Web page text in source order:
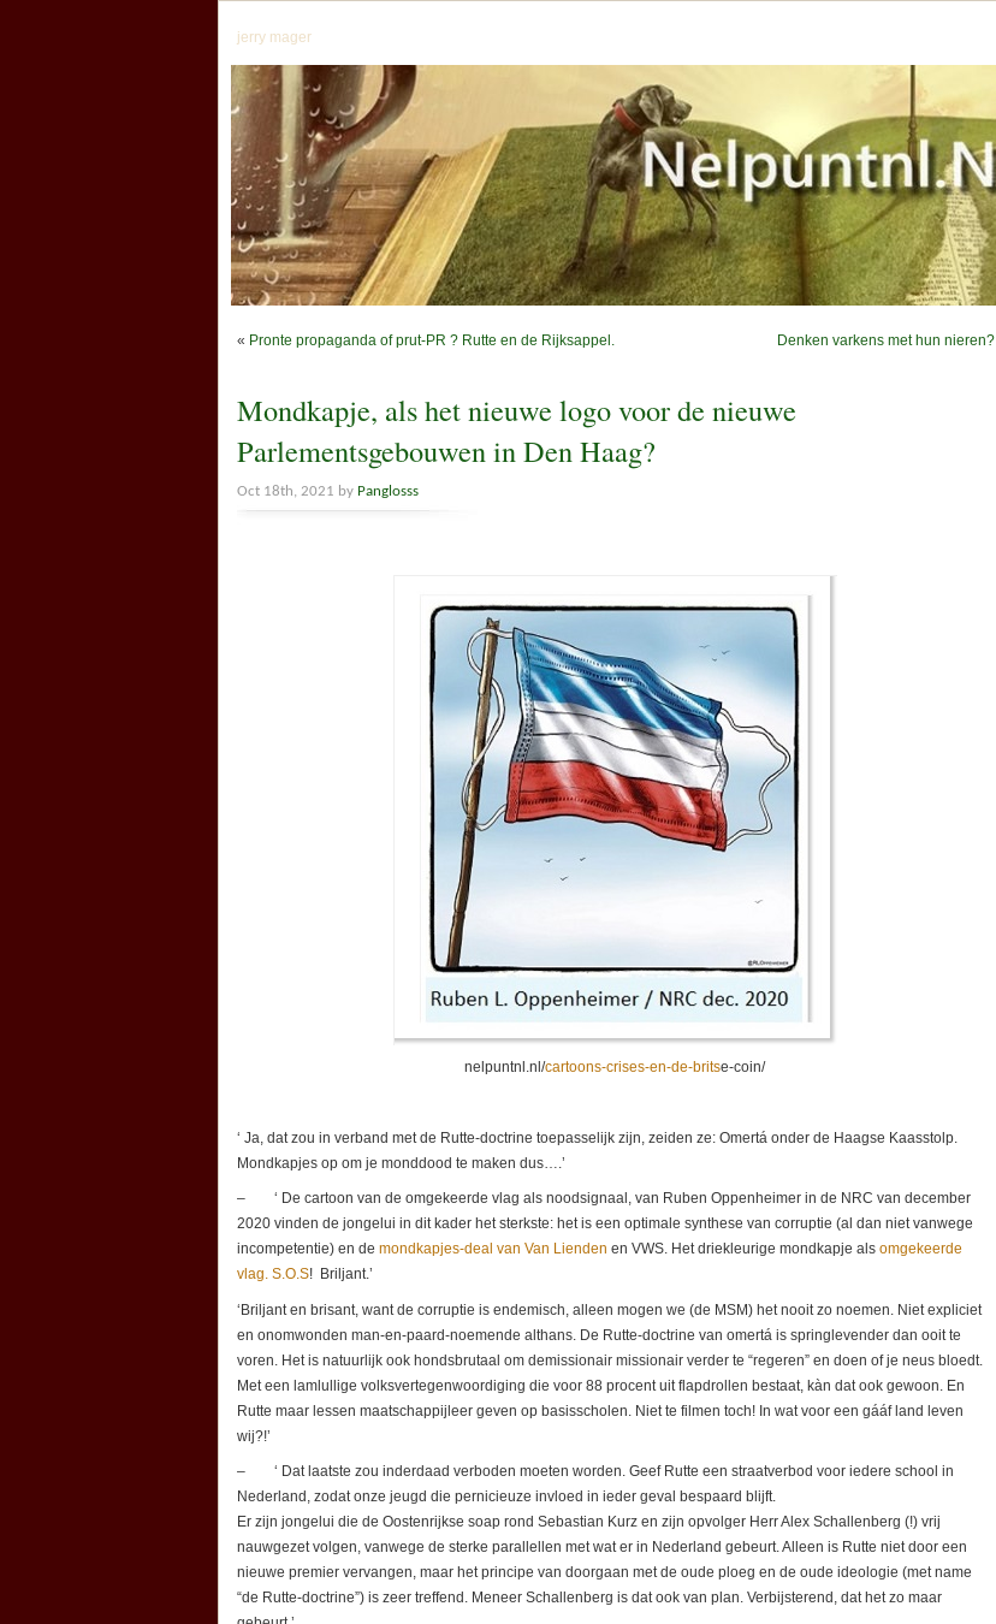
jerry mager
« Pronte propaganda of prut-PR ? Rutte en de Rijksappel. Denken varkens met hun nieren?
Mondkapje, als het nieuwe logo voor de nieuwe
Parlementsgebouwen in Den Haag?
Oct 18th, 2021 by Panglosss
nelpuntnl.nl/cartoons-crises-en-de-britse-coin/
‘ Ja, dat zou in verband met de Rutte-doctrine toepasselijk zijn, zeiden ze: Omertá onder de Haagse Kaasstolp.
Mondkapjes op om je monddood te maken dus….’
– ‘ De cartoon van de omgekeerde vlag als noodsignaal, van Ruben Oppenheimer in de NRC van december
2020 vinden de jongelui in dit kader het sterkste: het is een optimale synthese van corruptie (al dan niet vanwege
incompetentie) en de mondkapjes-deal van Van Lienden en VWS. Het driekleurige mondkapje als omgekeerde
vlag. S.O.S! Briljant.’
‘Briljant en brisant, want de corruptie is endemisch, alleen mogen we (de MSM) het nooit zo noemen. Niet expliciet
en onomwonden man-en-paard-noemende althans. De Rutte-doctrine van omertá is springlevender dan ooit te
voren. Het is natuurlijk ook hondsbrutaal om demissionair missionair verder te “regeren” en doen of je neus bloedt.
Met een lamlullige volksvertegenwoordiging die voor 88 procent uit flapdrollen bestaat, kàn dat ook gewoon. En
Rutte maar lessen maatschappijleer geven op basisscholen. Niet te filmen toch! In wat voor een gááf land leven
wij?!’
– ‘ Dat laatste zou inderdaad verboden moeten worden. Geef Rutte een straatverbod voor iedere school in
Nederland, zodat onze jeugd die pernicieuze invloed in ieder geval bespaard blijft.
Er zijn jongelui die de Oostenrijkse soap rond Sebastian Kurz en zijn opvolger Herr Alex Schallenberg (!) vrij
nauwgezet volgen, vanwege de sterke parallellen met wat er in Nederland gebeurt. Alleen is Rutte niet door een
nieuwe premier vervangen, maar het principe van doorgaan met de oude ploeg en de oude ideologie (met name
“de Rutte-doctrine”) is zeer treffend. Meneer Schallenberg is dat ook van plan. Verbijsterend, dat het zo maar